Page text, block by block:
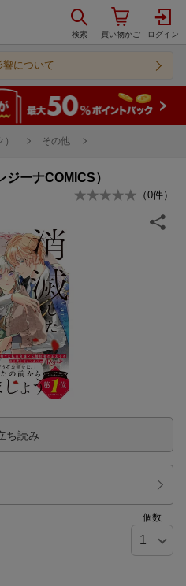
響について
その他
ーナCOMICS）
（0件）
ち読み
個数